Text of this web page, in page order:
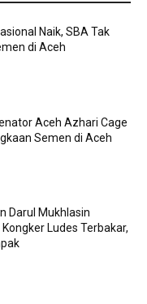
Naik, SBA Tak
di Aceh
Aceh Azhari Cage
Semen di Aceh
Darul Mukhlasin
Ludes Terbakar,